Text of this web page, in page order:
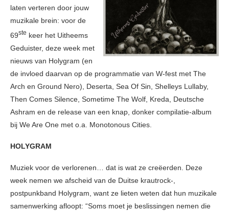
laten verteren door jouw
muzikale brein: voor de
69ste keer het Uitheems
Geduister, deze week met
nieuws van Holygram (en
de invloed daarvan op de programmatie van W-fest met The
Arch en Ground Nero), Deserta, Sea Of Sin, Shelleys Lullaby,
Then Comes Silence, Sometime The Wolf, Kreda, Deutsche
Ashram en de release van een knap, donker compilatie-album
bij We Are One met o.a. Monotonous Cities.
HOLYGRAM
Muziek voor de verlorenen… dat is wat ze creëerden. Deze
week nemen we afscheid van de Duitse krautrock-,
postpunkband Holygram, want ze lieten weten dat hun muzikale
samenwerking afloopt: “Soms moet je beslissingen nemen die